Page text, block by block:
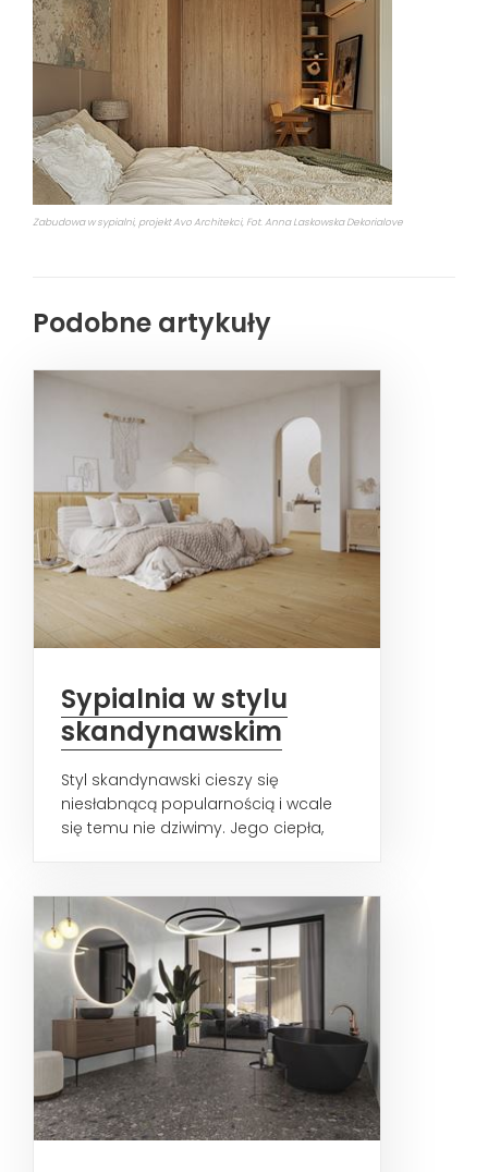
Zabudowa w sypialni, projekt Avo Architekci, Fot. Anna Laskowska Dekorialove
Podobne artykuły
Sypialnia w stylu
skandynawskim
Styl skandynawski cieszy się
niesłabnącą popularnością i wcale
się temu nie dziwimy. Jego ciepła,